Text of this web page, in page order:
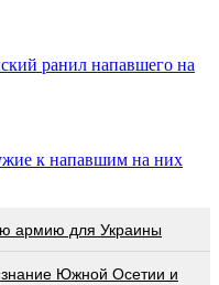
ранил напавшего на
к напавшим на них
армию для Украины
Южной Осетии и